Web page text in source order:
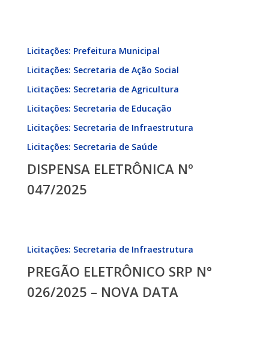
ELETRÔNICA
047/2025
Licitações: Prefeitura Municipal
Licitações: Secretaria de Ação Social
Licitações: Secretaria de Agricultura
Licitações: Secretaria de Educação
Licitações: Secretaria de Infraestrutura
Licitações: Secretaria de Saúde
DISPENSA ELETRÔNICA Nº
047/2025
ELETRÔNICO
SRP
Licitações: Secretaria de Infraestrutura
PREGÃO ELETRÔNICO SRP N°
026/2025 – NOVA DATA